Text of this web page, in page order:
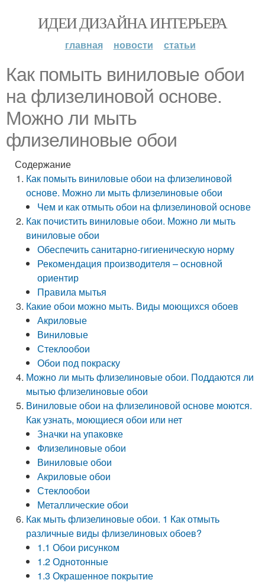
ИДЕИ ДИЗАЙНА ИНТЕРЬЕРА
главная новости статьи
Как помыть виниловые обои
на флизелиновой основе.
Можно ли мыть
флизелиновые обои
Содержание
Как помыть виниловые обои на флизелиновой
основе. Можно ли мыть флизелиновые обои
Чем и как отмыть обои на флизелиновой основе
Как почистить виниловые обои. Можно ли мыть
виниловые обои
Обеспечить санитарно-гигиеническую норму
Рекомендация производителя – основной
ориентир
Правила мытья
Какие обои можно мыть. Виды моющихся обоев
Акриловые
Виниловые
Стеклообои
Обои под покраску
Можно ли мыть флизелиновые обои. Поддаются ли
мытью флизелиновые обои
Виниловые обои на флизелиновой основе моются.
Как узнать, моющиеся обои или нет
Значки на упаковке
Флизелиновые обои
Виниловые обои
Акриловые обои
Стеклообои
Металлические обои
Как мыть флизелиновые обои. 1 Как отмыть
различные виды флизелиновых обоев?
1.1 Обои рисунком
1.2 Однотонные
1.3 Окрашенное покрытие